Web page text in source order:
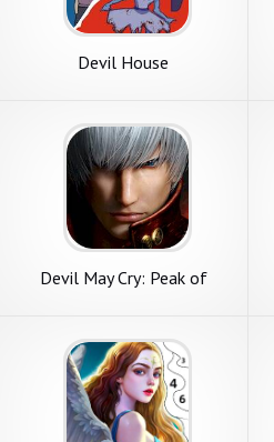
Devil House
Devil May Cry: Peak of